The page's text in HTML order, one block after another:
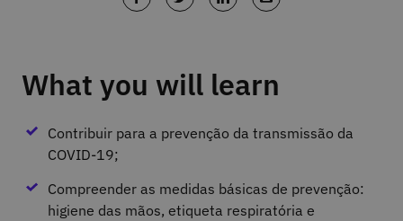
What you will learn
Contribuir para a prevenção da transmissão da
COVID-19;
Compreender as medidas básicas de prevenção:
higiene das mãos, etiqueta respiratória e